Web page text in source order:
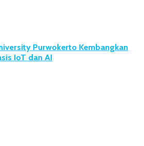
Purwokerto Kembangkan
IoT dan AI